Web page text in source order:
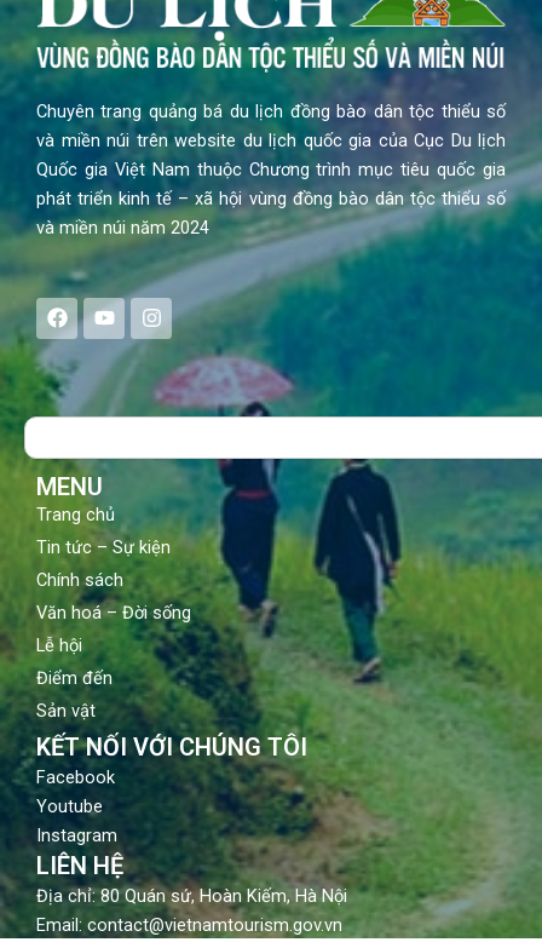
Chuyên trang quảng bá du lịch đồng bào dân tộc thiểu số
và miền núi trên website du lịch quốc gia của Cục Du lịch
Quốc gia Việt Nam thuộc Chương trình mục tiêu quốc gia
phát triển kinh tế – xã hội vùng đồng bào dân tộc thiểu số
và miền núi năm 2024
F
a
c
e
b
o
Y
o
u
t
u
b
I
n
s
a
g
Search
MENU
Trang chủ
Tin tức – Sự kiện
Chính sách
Văn hoá – Đời sống
Lễ hội
Điểm đến
Sản vật
KẾT NỐI VỚI CHÚNG TÔI
Facebook
Youtube
Instagram
LIÊN HỆ
Địa chỉ: 80 Quán sứ, Hoàn Kiếm, Hà Nội
Email: contact@vietnamtourism.gov.vn